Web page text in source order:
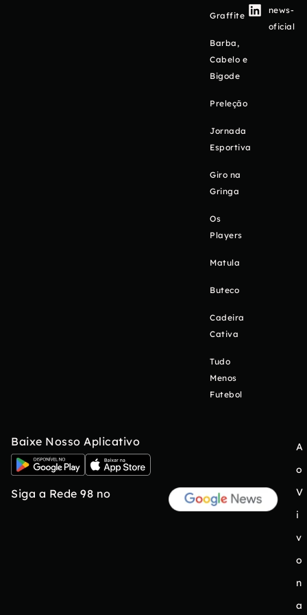
Graffite
Barba,
Cabelo e
Bigode
Preleção
Jornada
Esportiva
Giro na
Gringa
Os
Players
Matula
Buteco
Cadeira
Cativa
Tudo
Menos
Futebol
news-
oficial
Baixe Nosso Aplicativo
Siga a Rede 98 no
A
o
V
i
v
o
n
a